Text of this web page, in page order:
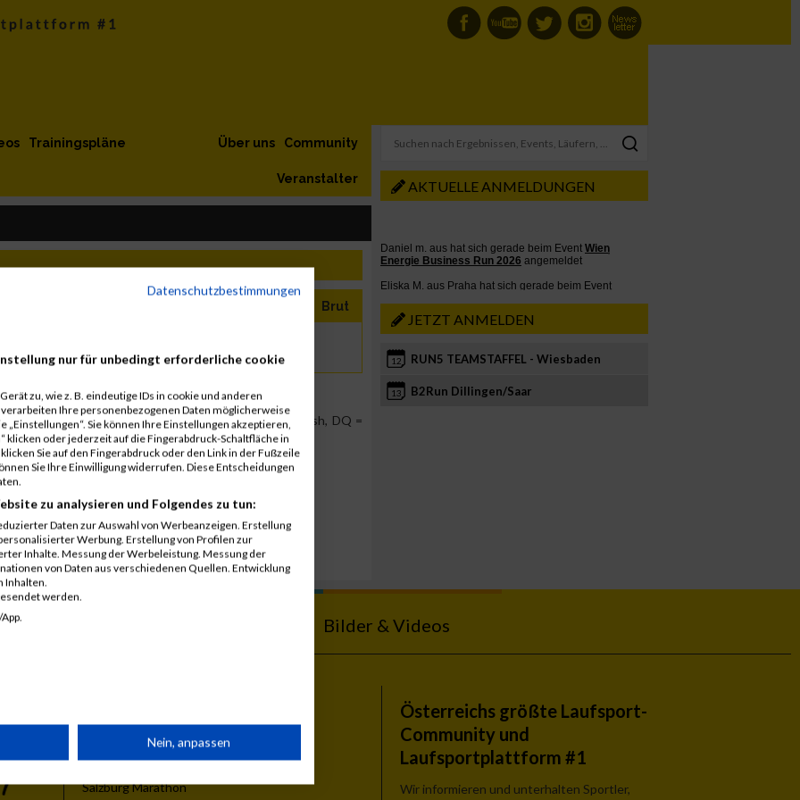
Trainingspläne Community
Über uns
Veranstalter
Brut
Position, DNS = Did not start, DNF = Did not finish, DQ =
AKTUELLE ANMELDUNGEN
JETZT ANMELDEN
12 RUN5 TEAMSTAFFEL - Wiesbaden
13 B2Run Dillingen/Saar
Bilder & Videos
Vienna City Marathon
Salzburg Marathon
Österreichs größte Laufsport-
Community und
Laufsportplattform #1
Wir informieren und unterhalten Sportler,
Datenschutzbestimmungen
nur für unbedingt erforderliche cookie
zu, wie z. B. eindeutige IDs in cookie und anderen
Ihre personenbezogenen Daten möglicherweise
Sie können Ihre Einstellungen akzeptieren,
klicken oder jederzeit auf die Fingerabdruck-Schaltfläche in
Sie auf den Fingerabdruck oder den Link in der Fußzeile
Sie Ihre Einwilligung widerrufen. Diese Entscheidungen
zu analysieren und Folgendes zu tun:
Daten zur Auswahl von Werbeanzeigen. Erstellung
Werbung. Erstellung von Profilen zur
Inhalte. Messung der Werbeleistung. Messung der
von Daten aus verschiedenen Quellen. Entwicklung
Inhalten.
werden.
Nein, anpassen